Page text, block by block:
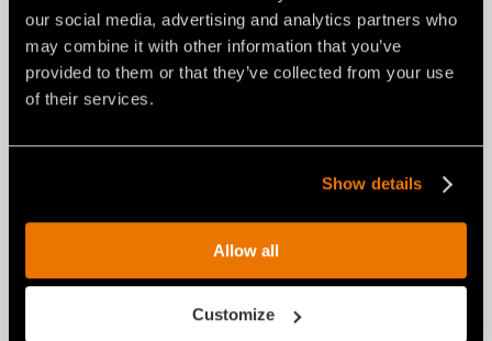
our social media, advertising and analytics partners who
may combine it with other information that you’ve
provided to them or that they’ve collected from your use
of their services.
Show details
Allow all
Customize